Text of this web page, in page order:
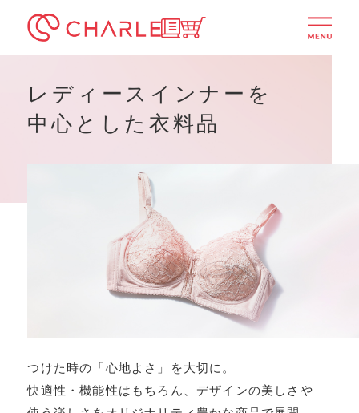
ITSUMOTTO
シャルレ公式通販サイト
レディースインナーを
中心とした⾐料品
つけた時の「心地よさ」を大切に。
快適性・機能性はもちろん、デザインの美しさや